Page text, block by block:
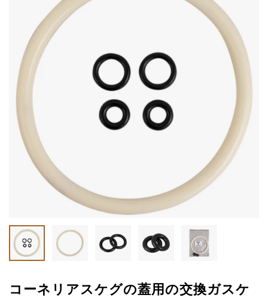
コーネリアスケグの蓋用の交換ガスケ